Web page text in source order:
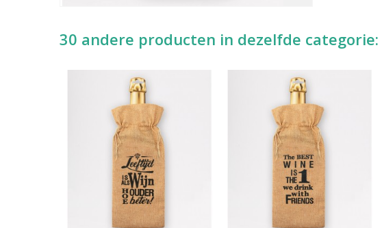
30 andere producten in dezelfde categorie: